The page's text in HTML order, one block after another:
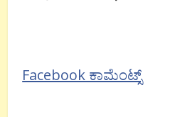
Facebook ಕಾಮೆಂಟ್ಸ್